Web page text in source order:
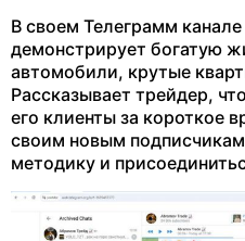
В своем Телеграмм
демонстрирует богатую
автомобили, крутые
Рассказывает трейдер,
его клиенты за короткое
своим новым подписчикам
методику и